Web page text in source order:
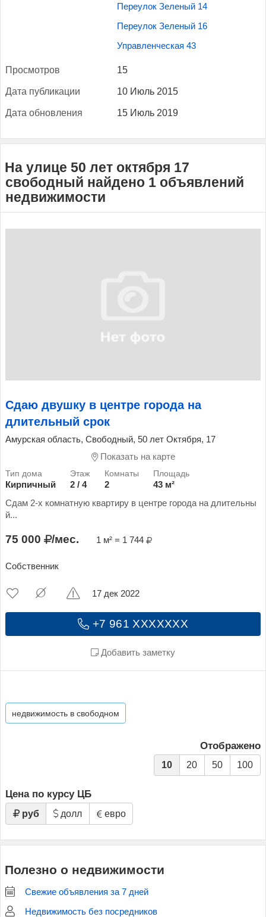
Переулок Зеленый 14
Переулок Зеленый 16
Управленческая 43
Прос­мотров 15
Да­та пуб­ли­кации 10 Июль 2015
Да­та об­новле­ния 15 Июль 2019
На улице 50 лет октября 17
свободный найдено 1 объявлений
недвижимости
Сдаю двушку в центре города на
длительный срок
Амурская область, Свободный, 50 лет Октября, 17
Показать на карте
Кирпичный 2 / 4 2
43 м²
Сдам 2-х комнатную квартиру в центре города на длительны
й...
75 000 /мес. 1 м² = 1 744
Собственник
+7 961 XXXXXXX
Добавить заметку
17 дек 2022
недвижимость в свободном
Отображено
10 20 50 100
Цена по курсу ЦБ
руб долл евро
Полезно о недвижимости
Свежие объявления за 7 дней
Недвижимость без посредников